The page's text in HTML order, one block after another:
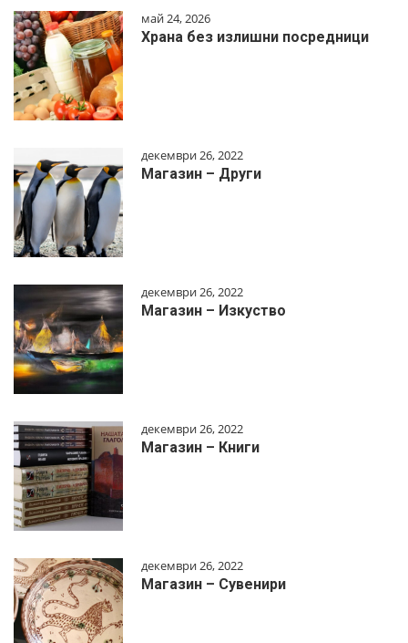
май 24, 2026
Храна без излишни посредници
декември 26, 2022
Магазин – Други
декември 26, 2022
Магазин – Изкуство
декември 26, 2022
Магазин – Книги
декември 26, 2022
Магазин – Сувенири